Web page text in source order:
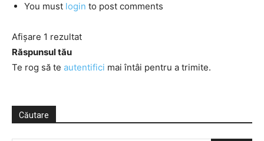
You must login to post comments
Afișare 1 rezultat
Răspunsul tău
Te rog să te autentifici mai întâi pentru a trimite.
Căutare